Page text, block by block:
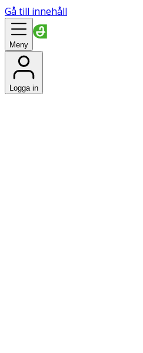
Gå till innehåll
Meny
Logga in